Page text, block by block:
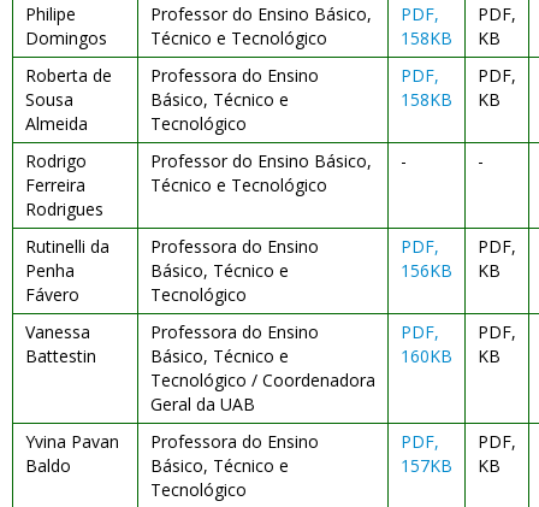
Philipe
Domingos
Professor do Ensino Básico,
Técnico e Tecnológico
PDF,
158KB
PDF,
KB
Roberta de
Sousa
Almeida
Professora do Ensino
Básico, Técnico e
Tecnológico
PDF,
158KB
PDF,
KB
Rodrigo
Ferreira
Rodrigues
Professor do Ensino Básico,
Técnico e Tecnológico
- -
Rutinelli da
Penha
Fávero
Professora do Ensino
Básico, Técnico e
Tecnológico
PDF,
156KB
PDF,
KB
Vanessa
Battestin
Professora do Ensino
Básico, Técnico e
Tecnológico / Coordenadora
Geral da UAB
PDF,
160KB
PDF,
KB
Yvina Pavan
Baldo
Professora do Ensino
Básico, Técnico e
Tecnológico
PDF,
157KB
PDF,
KB